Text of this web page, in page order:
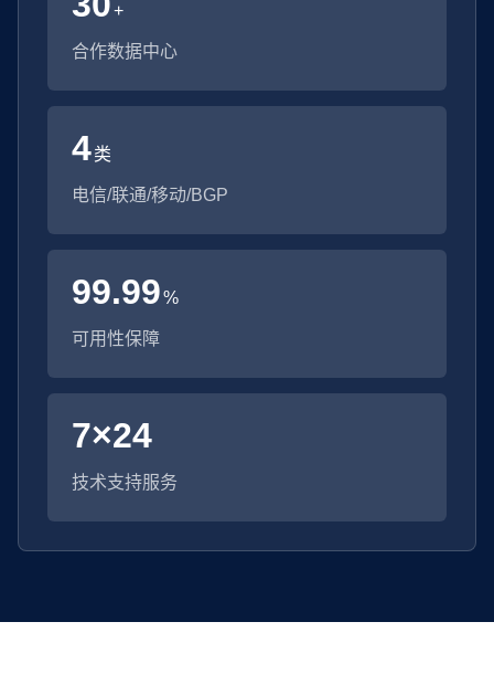
+
合作数据中心
4类
电信/联通/移动/BGP
99.99%
可用性保障
7×24
技术支持服务